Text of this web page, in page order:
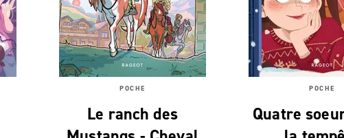
POCHE
Le ranch des
POCHE
Quatre